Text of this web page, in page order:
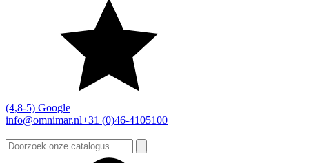
(4,8-5) Google
info@omnimar.nl+31 (0)46-4105100
Zoeken
naar: